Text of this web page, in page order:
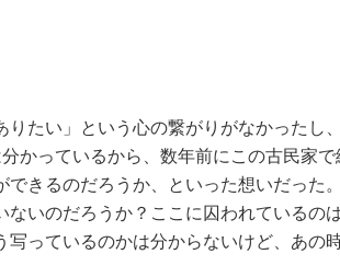
たい」という心の繋がりがなかったし
かっているから、数年前にこの古民家
きるのだろうか、といった想いだった。
いのだろうか？ここに囚われているの
っているのかは分からないけど、あの